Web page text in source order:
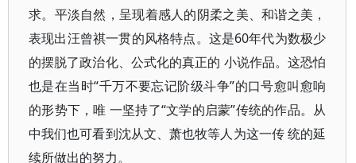
求。平淡自然，呈现着感人的阴柔之美、和谐之美，
表现出汪曾祺一贯的风格特点。这是60年代为数极少
的摆脱了政治化、公式化的真正的 小说作品。这恐怕
也是在当时“千万不要忘记阶级斗争”的口号愈叫愈响
的形势下，唯 一坚持了“文学的启蒙”传统的作品。从
中我们也可看到沈从文、萧也牧等人为这一传 统的延
续所做出的努力。